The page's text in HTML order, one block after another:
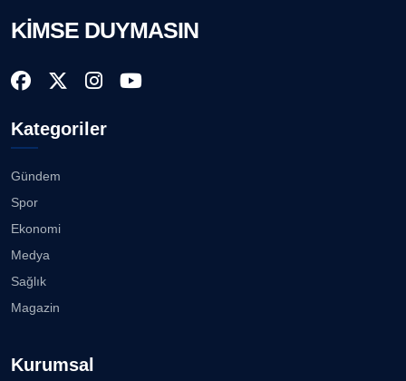
KİMSE DUYMASIN
Kategoriler
Gündem
Spor
Ekonomi
Medya
Sağlık
Magazin
Kurumsal